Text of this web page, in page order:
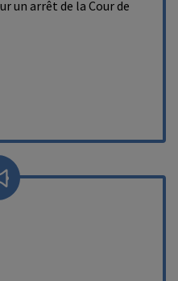
un arrêt de la Cour de